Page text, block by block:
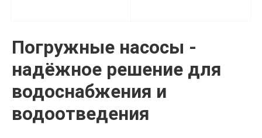
Погружные насосы -
надёжное решение для
водоснабжения и
водоотведения